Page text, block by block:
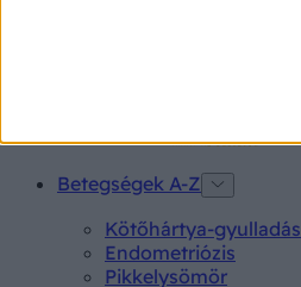
Betegségek A-Z
Kötőhártya-gyulladás
Endometriózis
Pikkelysömör